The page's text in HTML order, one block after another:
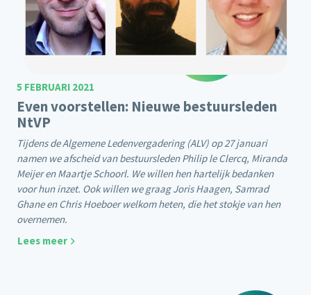
5 FEBRUARI 2021
Even voorstellen: Nieuwe bestuursleden
NtVP
Tijdens de Algemene Ledenvergadering (ALV) op 27 januari
namen we afscheid van bestuursleden Philip le Clercq, Miranda
Meijer en Maartje Schoorl. We willen hen hartelijk bedanken
voor hun inzet. Ook willen we graag Joris Haagen, Samrad
Ghane en Chris Hoeboer welkom heten, die het stokje van hen
overnemen.
Lees meer